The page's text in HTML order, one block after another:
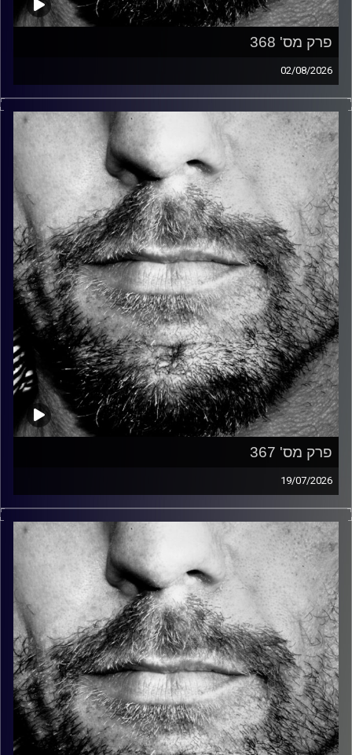
פרק מס' 368
02/08/2026
זיפים, מוזיקה מחוספסת של הופעות חיות. הרבה ג'אם, רוק,
בלוז, bluegrass, ג'אז, Fאנק, פרוגרסיב ואפילו אלקטרוניקה.
כל מה שחי, אמיתי ונושם.
עם שמוליק רגב.
קרדיט תמונות: David Goehring
פרק מס' 367
19/07/2026
זיפים, מוזיקה מחוספסת של הופעות חיות. הרבה ג'אם, רוק,
בלוז, bluegrass, ג'אז, Fאנק, פרוגרסיב ואפילו אלקטרוניקה.
כל מה שחי, אמיתי ונושם.
עם שמוליק רגב.
קרדיט תמונות: David Goehring